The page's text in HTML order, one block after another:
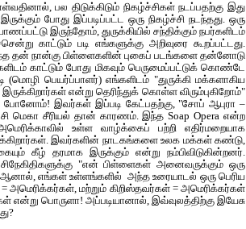
பல திடுக்கிடும் நிகழ்ச்சிகள் நடப்பதற்கு இது
போது இப்படிப்பட்ட ஒரு நிகழ்ச்சி நடந்தது. ஒரு
இருந்தோம், துருக்கியில் சந்திக்கும் நபர்களிடம்
காட்டும் படி எங்களுக்கு அறிவுரை கூறப்பட்டது.
தன் நான்கு பிள்ளைகளின் புகைப் படங்களை தன்னோடு
காட்டும் போது மிகவும் பெருமைப்பட்டுக் கொண்டே
(மொழி பெயர்ப்பாளர்) எங்களிடம் "துருக்கி மக்களாகிய
என்று தெரிந்துக் கொள்ள விரும்புகிறோம்"
இவர்கள் இப்படி கேட்பதற்கு, "சோப் ஆபுரா –
மெகா சீரியல் தான் காரணம். இந்த Soap Opera என்ற
உள்ள வாழ்க்கைப் பற்றி எதிர்மறையாக
இவர்களின் நாடகங்களை உலக மக்கள் கண்டு,
கீழ் தரமாக‌ இருக்கும் என்று நம்பிவிடுகின்றனர்.
சிநேகிதிகளுக்கு "என் பிள்ளைகள் அனைவருக்கும் ஒரு
ஆனால், எங்கள் உள்ளங்களில் அந்த உரையாடல் ஒரு பெரிய
அமெரிக்கர்கள், மற்றும் கிறிஸ்தவர்கள் = அமெரிக்கர்கள்
பொருளா! அப்படியானால், இவ்வுலத்திற்கு இயேசு